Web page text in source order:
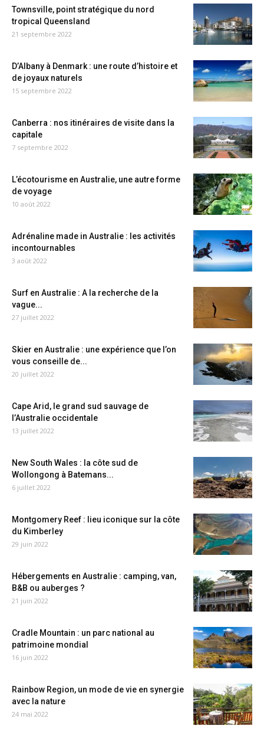
Townsville, point stratégique du nord
tropical Queensland
21 septembre 2022
D’Albany à Denmark : une route d’histoire et
de joyaux naturels
15 septembre 2022
Canberra : nos itinéraires de visite dans la
capitale
7 septembre 2022
L’écotourisme en Australie, une autre forme
de voyage
10 août 2022
Adrénaline made in Australie : les activités
incontournables
3 août 2022
Surf en Australie : A la recherche de la
vague...
27 juillet 2022
Skier en Australie : une expérience que l’on
vous conseille de...
20 juillet 2022
Cape Arid, le grand sud sauvage de
l’Australie occidentale
13 juillet 2022
New South Wales : la côte sud de
Wollongong à Batemans...
6 juillet 2022
Montgomery Reef : lieu iconique sur la côte
du Kimberley
29 juin 2022
Hébergements en Australie : camping, van,
B&B ou auberges ?
21 juin 2022
Cradle Mountain : un parc national au
patrimoine mondial
16 juin 2022
Rainbow Region, un mode de vie en synergie
avec la nature
24 mai 2022